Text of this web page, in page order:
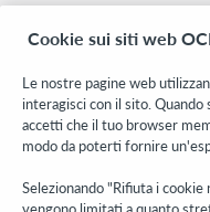
Ricerca
WebJunction
Stay in the know.
Ricevi gli ultimi
altro direttamente nella tua
Cookie sui siti web
Le nostre pagine web
interagisci con il sito.
accetti che il tuo browser
modo da poterti fornire
Selezionando "Rifiuta i